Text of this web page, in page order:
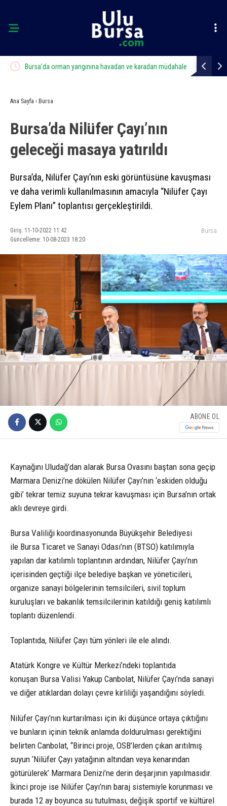
Bursa’da orman yangınına havadan ve karadan müdahale Otomobil
Ana Sayfa › Bursa
Bursa’da Nilüfer Çayı’nın
geleceği masaya yatırıldı
Bursa’da, Nilüfer Çayı’nın eski görüntüsüne kavuşması
ve daha verimli kullanılmasının amacıyla “Nilüfer Çayı
Eylem Planı” toplantısı gerçekleştirildi.
Giriş: 11-10-2022 11:42
Güncelleme: 10-08-2023 18:20
Bursa
ABONE OL
Kaynağını Uludağ’dan alarak Bursa Ovasını baştan sona geçip
Marmara Denizi’ne dökülen Nilüfer Çayı’nın ‘eskiden olduğu
gibi’ tekrar temiz suyuna tekrar kavuşması için Bursa’nın ortak
aklı devreye girdi.
Bursa Valiliği koordinasyonunda Büyükşehir Belediyesi
ile Bursa Ticaret ve Sanayi Odası’nın (BTSO) katılımıyla
yapılan dar katılımlı toplantının ardından, Nilüfer Çayı’nın
içerisinden geçtiği ilçe belediye başkan ve yöneticileri,
organize sanayi bölgelerinin temsilcileri, sivil toplum
kuruluşları ve bakanlık temsilcilerinin katıldığı geniş katılımlı
toplantı düzenlendi.
Toplantıda, Nilüfer Çayı tüm yönleri ile ele alındı.
Atatürk Kongre ve Kültür Merkezi’ndeki toplantıda
konuşan Bursa Valisi Yakup Canbolat, Nilüfer Çayı’nda sanayi
ve diğer atıklardan dolayı çevre kirliliği yaşandığını söyledi.
Nilüfer Çayı’nın kurtarılması için iki düşünce ortaya çıktığını
ve bunların içinin teknik anlamda doldurulması gerektiğini
belirten Canbolat, “Birinci proje, OSB’lerden çıkan arıtılmış
suyun ‘Nilüfer Çayı yatağının altından veya kenarından
götürülerek’ Marmara Denizi’ne derin deşarjının yapılmasıdır.
İkinci proje ise Nilüfer Çayı’nın baraj sistemiyle korunması ve
burada 12 ay boyunca su tutulması, değişik sportif ve kültürel